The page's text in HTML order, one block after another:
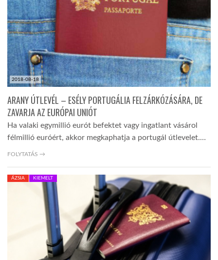
2018-08-18
ARANY ÚTLEVÉL – ESÉLY PORTUGÁLIA FELZÁRKÓZÁSÁRA, DE
ZAVARJA AZ EURÓPAI UNIÓT
Ha valaki egymillió eurót befektet vagy ingatlant vásárol
félmillió euróért, akkor megkaphatja a portugál útlevelet.…
FOLYTATÁS →
ÁZSIA KIEMELT